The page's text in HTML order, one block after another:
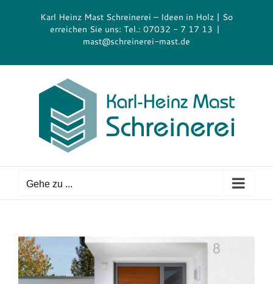
Karl Heinz Mast Schreinerei – Ideen in Holz | So
erreichen Sie uns: Tel.: 07032 - 7 17 13 |
mast@schreinerei-mast.de
Gehe zu ...